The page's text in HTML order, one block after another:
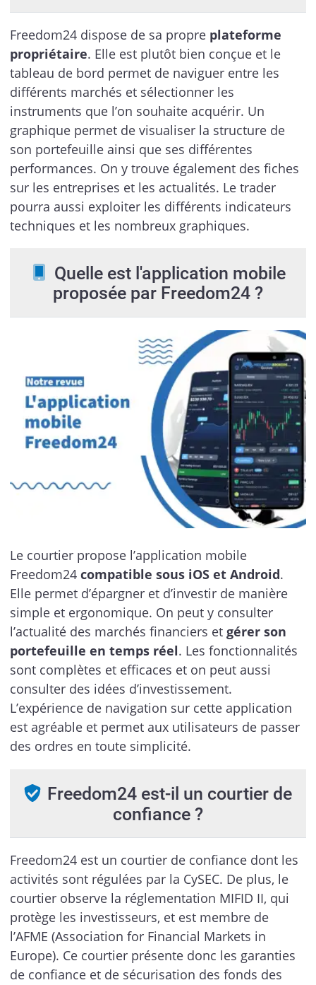
Freedom24 dispose de sa propre plateforme
propriétaire. Elle est plutôt bien conçue et le
tableau de bord permet de naviguer entre les
différents marchés et sélectionner les
instruments que l’on souhaite acquérir. Un
graphique permet de visualiser la structure de
son portefeuille ainsi que ses différentes
performances. On y trouve également des fiches
sur les entreprises et les actualités. Le trader
pourra aussi exploiter les différents indicateurs
techniques et les nombreux graphiques.
Quelle est l'application mobile
proposée par Freedom24 ?
Le courtier propose l’application mobile
Freedom24 compatible sous iOS et Android.
Elle permet d’épargner et d’investir de manière
simple et ergonomique. On peut y consulter
l’actualité des marchés financiers et gérer son
portefeuille en temps réel. Les fonctionnalités
sont complètes et efficaces et on peut aussi
consulter des idées d’investissement.
L’expérience de navigation sur cette application
est agréable et permet aux utilisateurs de passer
des ordres en toute simplicité.
Freedom24 est-il un courtier de
confiance ?
Freedom24 est un courtier de confiance dont les
activités sont régulées par la CySEC. De plus, le
courtier observe la réglementation MIFID II, qui
protège les investisseurs, et est membre de
l’AFME (Association for Financial Markets in
Europe). Ce courtier présente donc les garanties
de confiance et de sécurisation des fonds des